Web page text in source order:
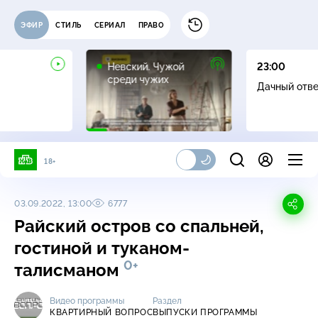
ЭФИР СТИЛЬ СЕРИАЛ ПРАВО
Невский. Чужой
среди чужих
16+
23:00
Дачный
18+
03.09.2022, 13:00 6777
Райский остров со спальней,
гостиной и туканом-
талисманом 0+
Видео программы
КВАРТИРНЫЙ ВОПРОС
Раздел
ВЫПУСКИ ПРОГРАММЫ